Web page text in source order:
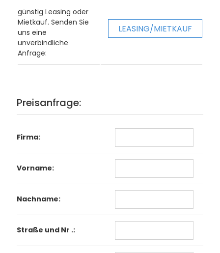
günstig Leasing oder
Mietkauf. Senden Sie
uns eine
unverbindliche
Anfrage:
LEASING/MIETKAUF
Preisanfrage:
Firma:
Vorname:
Nachname:
Straße und Nr .: